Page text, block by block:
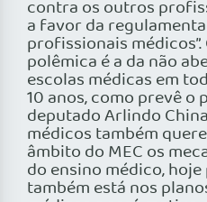
contra os outros
a favor da
profissionais
polêmica é a da não
escolas médicas em
10 anos, como prevê o
deputado Arlindo
médicos também
âmbito do MEC os
do ensino médico, hoje
também está nos